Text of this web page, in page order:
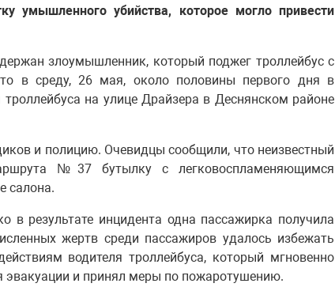
умышленного убийства, которое могло привести
злоумышленник, который поджег троллейбус с
в среду, 26 мая, около половины первого дня в
на улице Драйзера в Деснянском районе
и полицию. Очевидцы сообщили, что неизвестный
№37 бутылку с легковоспламеняющимся
салона.
в результате инцидента одна пассажирка получила
жертв среди пассажиров удалось избежать
водителя троллейбуса, который мгновенно
эвакуации и принял меры по пожаротушению.